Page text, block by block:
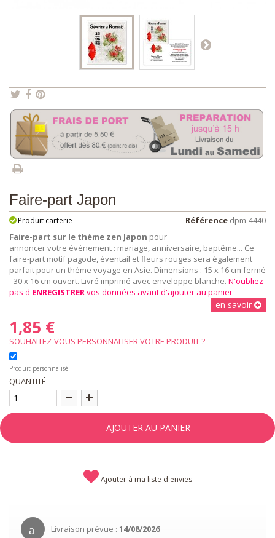
Faire-part Japon
Référence dpm-4440
Produit carterie
Faire-part sur le thème zen Japon pour
annoncer votre événement : mariage, anniversaire, baptême... Ce
faire-part motif pagode, éventail et fleurs rouges sera également
parfait pour un thème voyage en Asie. Dimensions : 15 x 16 cm fermé
- 30 x 16 cm ouvert. Livré imprimé avec enveloppe blanche. N'oubliez
pas d'ENREGISTRER vos données avant d'ajouter au panier
en savoir
1,85 €
Produit personnalisé
QUANTITÉ
AJOUTER AU PANIER
Ajouter à ma liste d'envies
Livraison prévue : 14/08/2026